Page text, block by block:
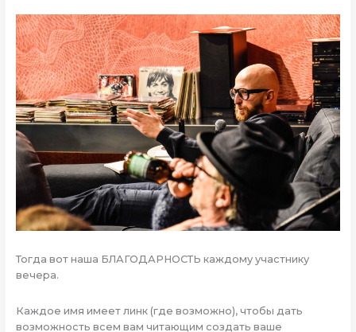
Тогда вот наша БЛАГОДАРНОСТЬ каждому участнику
вечера.
Каждое имя имеет линк (где возможно), чтобы дать
возможность всем вам читающим создать ваше